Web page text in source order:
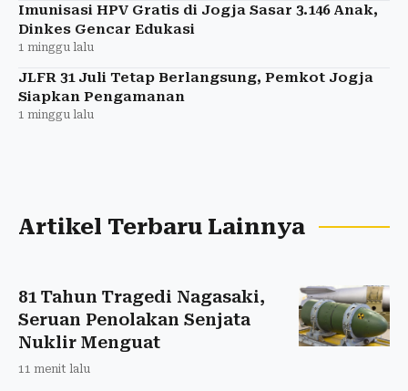
Imunisasi HPV Gratis di Jogja Sasar 3.146 Anak,
Dinkes Gencar Edukasi
1 minggu lalu
JLFR 31 Juli Tetap Berlangsung, Pemkot Jogja
Siapkan Pengamanan
1 minggu lalu
Artikel Terbaru Lainnya
81 Tahun Tragedi Nagasaki,
Seruan Penolakan Senjata
Nuklir Menguat
11 menit lalu